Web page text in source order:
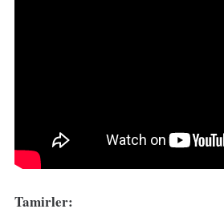
Tamirler: